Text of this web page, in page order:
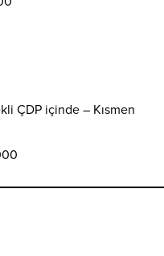
ÇDP içinde – Kısmen